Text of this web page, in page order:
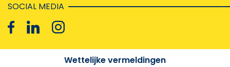
SOCIAL MEDIA
Wettelijke vermeldingen